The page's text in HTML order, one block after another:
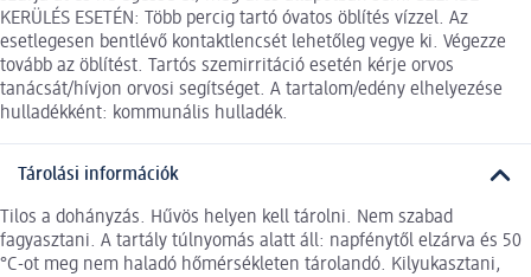
KERÜLÉS ESETÉN: Több percig tartó óvatos öblítés vízzel. Az
esetlegesen bentlévő kontaktlencsét lehetőleg vegye ki. Végezze
tovább az öblítést. Tartós szemirritáció esetén kérje orvos
tanácsát/hívjon orvosi segítséget. A tartalom/edény elhelyezése
hulladékként: kommunális hulladék.
Tárolási információk
Tilos a dohányzás. Hűvös helyen kell tárolni. Nem szabad
fagyasztani. A tartály túlnyomás alatt áll: napfénytől elzárva és 50
°C-ot meg nem haladó hőmérsékleten tárolandó. Kilyukasztani,